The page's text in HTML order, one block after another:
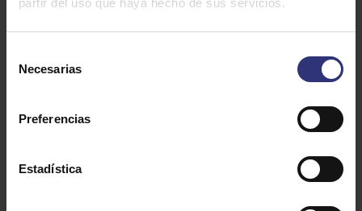
Necesarias
Preferencias
Estadística
menos agua como por ejemplo 380ml aprox.